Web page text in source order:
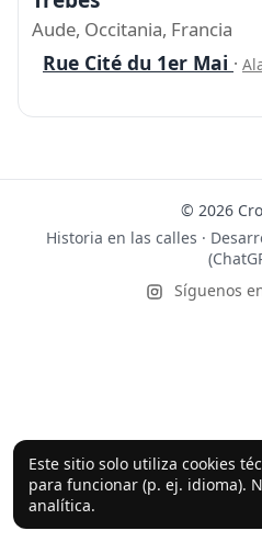
Este sitio solo utiliza cookies
para funcionar (p. ej. idioma).
analítica.
Aude, Occitania, Francia
Rue Cité du 1er Mai ·
© 2026
Historia en las calles ·
Síguenos